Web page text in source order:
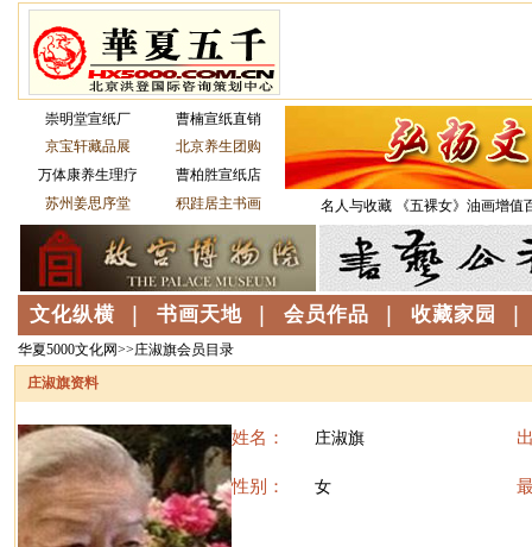
华夏5000文化网>>庄淑旗会员目录
庄淑旗资料
姓名： 庄淑旗
性别： 女